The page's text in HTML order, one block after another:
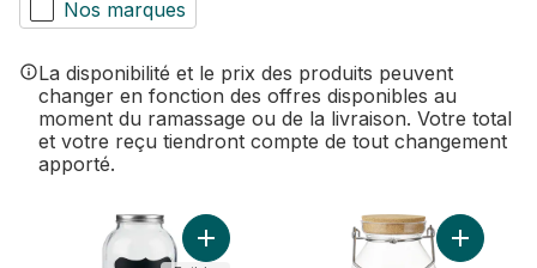
Nos marques
La disponibilité et le prix des produits peuvent
changer en fonction des offres disponibles au
moment du ramassage ou de la livraison. Votre total
et votre reçu tiendront compte de tout changement
apporté.
Ajouter Distributeur eau 8 litres avec
Ajouter